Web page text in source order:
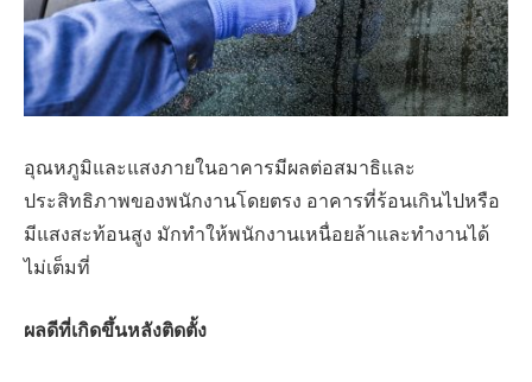
อุณหภูมิและแสงภายในอาคารมีผลต่อสมาธิและ
ประสิทธิภาพของพนักงานโดยตรง อาคารที่ร้อนเกินไปหรือ
มีแสงสะท้อนสูง มักทำให้พนักงานเหนื่อยล้าและทำงานได้
ไม่เต็มที่
ผลดีที่เกิดขึ้นหลังติดตั้ง